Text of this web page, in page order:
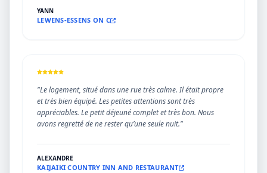
YANN
LEWENS-ESSENS ON C
"Le logement, situé dans une rue très calme. Il était propre
et très bien équipé. Les petites attentions sont très
appréciables. Le petit déjeuné complet et très bon. Nous
avons regretté de ne rester qu’une seule nuit."
ALEXANDRE
KAIJAIKI COUNTRY INN AND RESTAURANT